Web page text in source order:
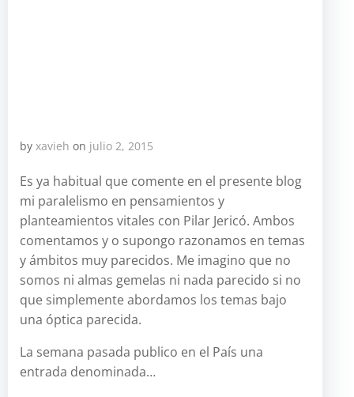
by xavieh on julio 2, 2015
Es ya habitual que comente en el presente blog
mi paralelismo en pensamientos y
planteamientos vitales con Pilar Jericó. Ambos
comentamos y o supongo razonamos en temas
y ámbitos muy parecidos. Me imagino que no
somos ni almas gemelas ni nada parecido si no
que simplemente abordamos los temas bajo
una óptica parecida.
La semana pasada publico en el País una
entrada denominada…